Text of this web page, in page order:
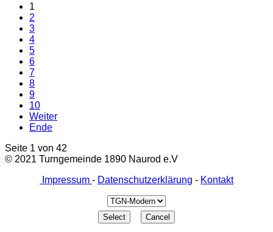
1
2
3
4
5
6
7
8
9
10
Weiter
Ende
Seite 1 von 42
© 2021 Turngemeinde 1890 Naurod e.V
Impressum - Datenschutzerklärung - Kontakt